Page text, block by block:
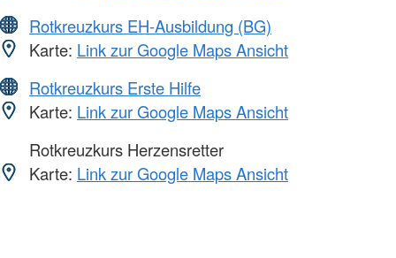
Rotkreuzkurs EH-Ausbildung (BG)
Karte: Link zur Google Maps Ansicht
Rotkreuzkurs Erste Hilfe
Karte: Link zur Google Maps Ansicht
Rotkreuzkurs Herzensretter
Karte: Link zur Google Maps Ansicht